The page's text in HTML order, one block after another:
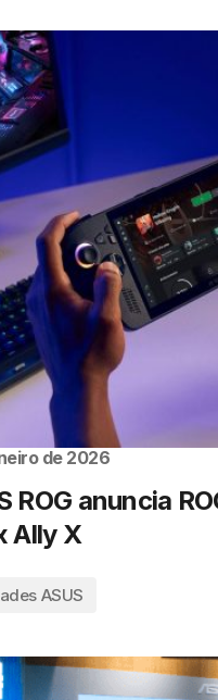
de 2026
ROG anuncia
Ally X
ASUS